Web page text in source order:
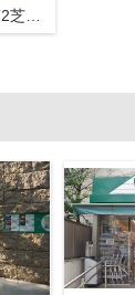
東武ハイライン第2芝虎ノ門